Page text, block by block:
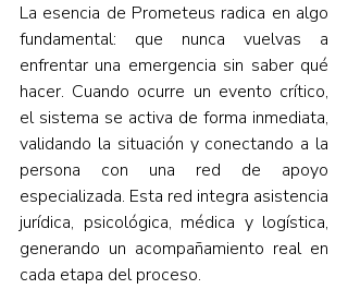
La esencia de Prometeus radica en algo
fundamental: que nunca vuelvas a
enfrentar una emergencia sin saber qué
hacer. Cuando ocurre un evento crítico,
el sistema se activa de forma inmediata,
validando la situación y conectando a la
persona con una red de apoyo
especializada. Esta red integra asistencia
jurídica, psicológica, médica y logística,
generando un acompañamiento real en
cada etapa del proceso.